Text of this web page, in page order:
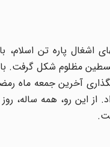
اشغال پاره تن اسلام،
مظلوم شکل گرفت.
بر نام‏گذاری آخرین
از این رو، همه ساله،
.